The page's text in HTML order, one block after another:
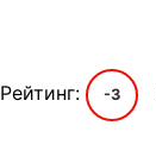
Рейтинг: -3